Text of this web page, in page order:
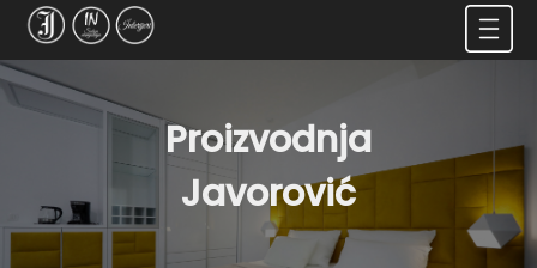
Proizvodnja
Javorović